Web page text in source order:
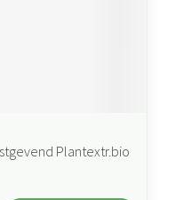
Plantextr.bio